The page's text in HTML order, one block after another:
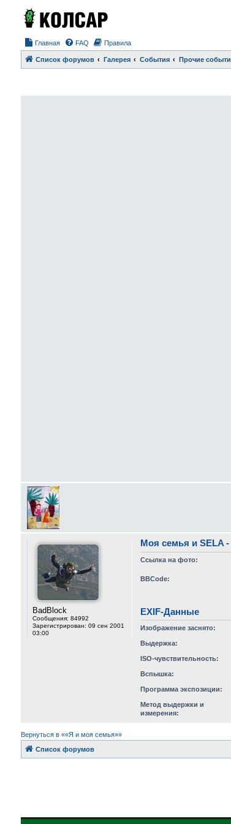
Главная FAQ Правила
Список форумов Галерея События Прочие
BadBlock
Сообщения: 84992
Зарегистрирован: 09 сен 2001
03:00
Моя семья и SELA
Ссылка на фото:
BBCode:
EXIF-Данные
Изображение заснято:
Выдержка:
ISO-чувствительность:
Вспышка:
Программа экспозиции:
Метод выдержки и
измерения:
Вернуться в ««Я и моя семья»»
Список форумов